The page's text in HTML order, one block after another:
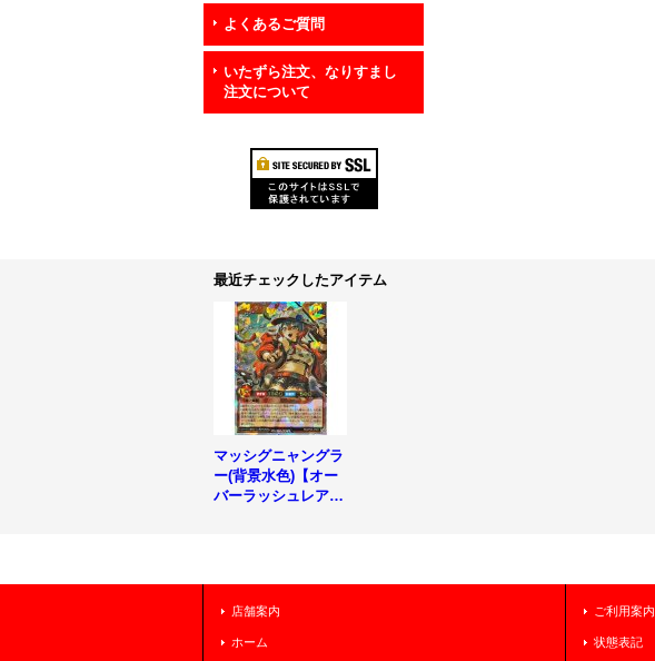
よくあるご質問
いたずら注文、なりすまし
注文について
最近チェックしたアイテム
マッシグニャングラ
ー(背景水色)【オー
バーラッシュレア】
店舗案内
ホーム
ご利用案内
状態表記